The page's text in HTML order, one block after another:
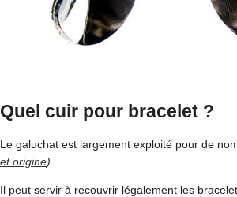
Quel cuir pour bracelet ?
Le galuchat est largement exploité pour de
et origine)
Il peut servir à recouvrir légalement les